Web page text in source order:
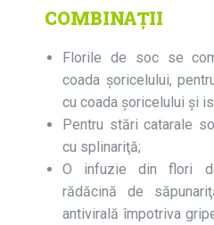
COMBINAȚII
Florile de soc se
coada şoricelului,
cu coada şoricelului și
Pentru stări catarale
cu splinariţă;
O infuzie din flori
rădăcină de
antivirală împotriva